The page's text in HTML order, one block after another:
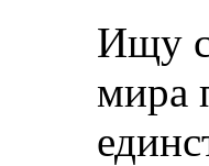
Ищу
мира